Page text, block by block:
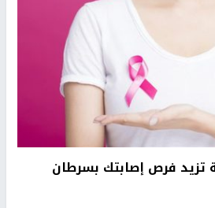
تزيد فرص إصابتك بسرطان